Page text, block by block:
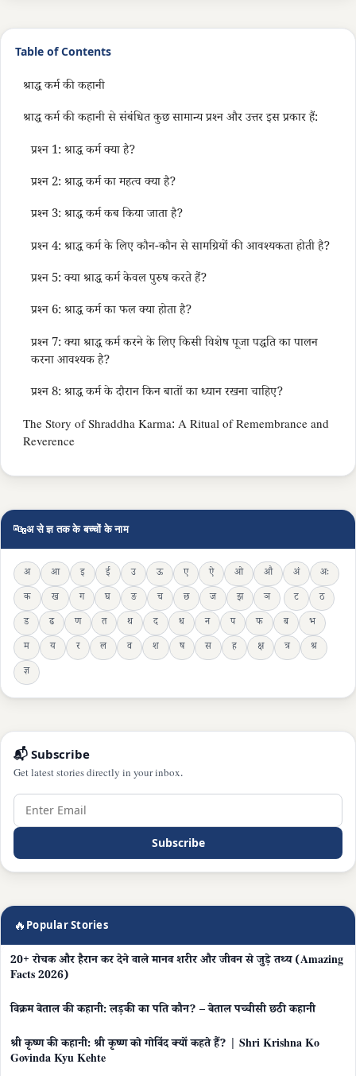
Table of Contents
श्राद्ध कर्म की कहानी
श्राद्ध कर्म की कहानी से संबंधित कुछ सामान्य प्रश्न और उत्तर इस प्रकार हैं:
प्रश्न 1: श्राद्ध कर्म क्या है?
प्रश्न 2: श्राद्ध कर्म का महत्व क्या है?
प्रश्न 3: श्राद्ध कर्म कब किया जाता है?
प्रश्न 4: श्राद्ध कर्म के लिए कौन-कौन से सामग्रियों की आवश्यकता होती है?
प्रश्न 5: क्या श्राद्ध कर्म केवल पुरुष करते हैं?
प्रश्न 6: श्राद्ध कर्म का फल क्या होता है?
प्रश्न 7: क्या श्राद्ध कर्म करने के लिए किसी विशेष पूजा पद्धति का पालन
करना आवश्यक है?
प्रश्न 8: श्राद्ध कर्म के दौरान किन बातों का ध्यान रखना चाहिए?
The Story of Shraddha Karma: A Ritual of Remembrance and
Reverence
🔤अ से ज्ञ तक के बच्चों के नाम
अ आ इ ई उ ऊ ए ऐ ओ औ अं
अः
क
ख ग घ ङ च छ ज झ ञ ट
ठ
ड
ढ ण त थ द ध न प फ ब
भ
म
य र ल व श ष स ह क्ष त्र
श्र
ज्ञ
📬 Subscribe
Get latest stories directly in your inbox.
Subscribe
🔥 Popular Stories
20+ रोचक और हैरान कर देने वाले मानव शरीर और जीवन से जुड़े तथ्य (Amazing
Facts 2026)
विक्रम बेताल की कहानी: लड़की का पति कौन? – बेताल पच्चीसी छठी कहानी
श्री कृष्ण की कहानी: श्री कृष्ण को गोविंद क्यों कहते हैं? | Shri Krishna Ko
Govinda Kyu Kehte